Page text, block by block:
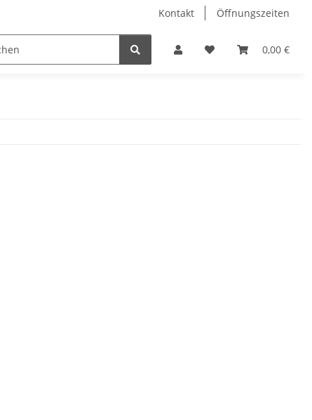
Kontakt Öffnungszeiten
0,00 €
Hobby Horse Dienstleistungen Geschenkartikel &